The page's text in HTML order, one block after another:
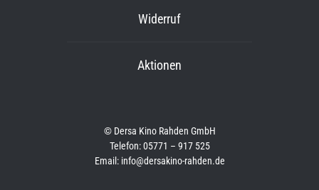
Widerruf
Aktionen
© Dersa Kino Rahden GmbH
Telefon: 05771 – 917 525
Email: info@dersakino-rahden.de